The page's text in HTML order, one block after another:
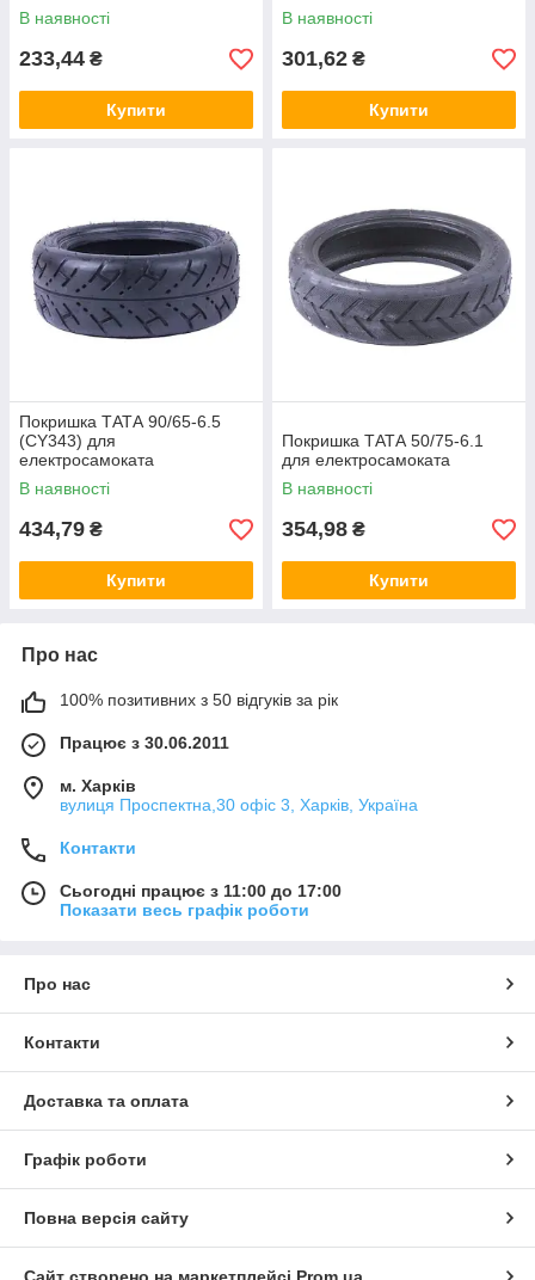
В наявності
233,44 ₴
Купити
В наявності
301,62 ₴
Купити
Покришка ТАТА 90/65-6.5
(CY343) для
електросамоката
В наявності
434,79 ₴
Купити
Покришка ТАТА 50/75-6.1
для електросамоката
В наявності
354,98 ₴
Купити
Про нас
100% позитивних з 50 відгуків за рік
Працює з 30.06.2011
м. Харків
вулиця Проспектна,30 офіс 3, Харків, Україна
Контакти
Сьогодні працює з 11:00 до 17:00
Показати весь графік роботи
Про нас
Контакти
Доставка та оплата
Графік роботи
Повна версія сайту